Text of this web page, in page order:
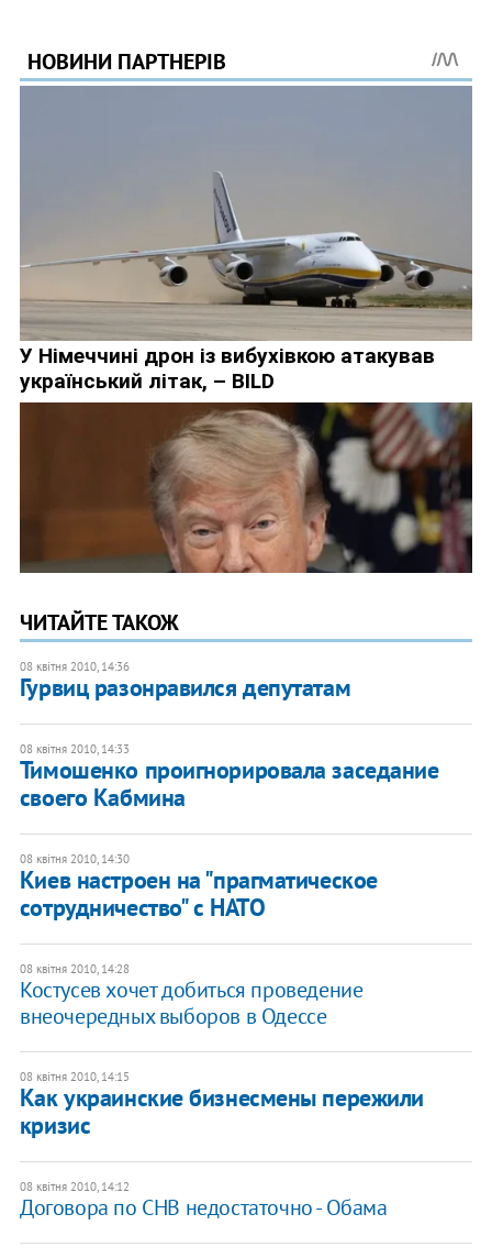
ЧИТАЙТЕ ТАКОЖ
08 квітня 2010, 14:36
Гурвиц разонравился депутатам
08 квітня 2010, 14:33
Тимошенко проигнорировала заседание
своего Кабмина
08 квітня 2010, 14:30
Киев настроен на "прагматическое
сотрудничество" с НАТО
08 квітня 2010, 14:28
Костусев хочет добиться проведение
внеочередных выборов в Одессе
08 квітня 2010, 14:15
Как украинские бизнесмены пережили
кризис
08 квітня 2010, 14:12
Договора по СНВ недостаточно - Обама